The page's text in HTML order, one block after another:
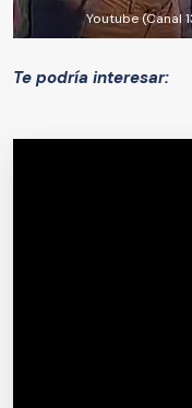
Youtube (Canal
Te podría interesar: